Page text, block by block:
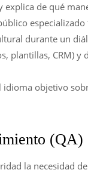
de qué
durante un
plantillas, CRM)
objetivo
(QA)
la necesidad